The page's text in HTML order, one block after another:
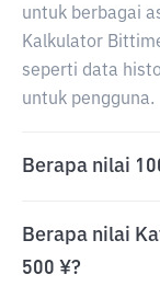
untuk berbagai
Kalkulator
seperti data
untuk pengguna.
Berapa nilai
Berapa nilai
500 ¥?